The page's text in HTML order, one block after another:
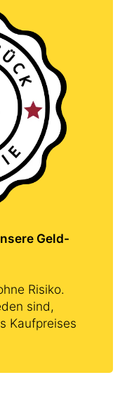
Geld-
Risiko.
sind,
Kaufpreises